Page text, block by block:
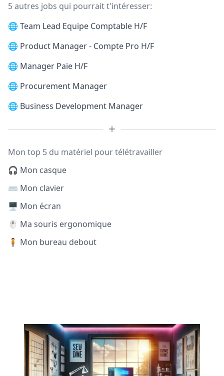
5 autres jobs qui pourrait t'intéresser:
🌐 Team Lead Equipe Comptable H/F
🌐 Product Manager - Compte Pro H/F
🌐 Manager Paie H/F
🌐 Procurement Manager
🌐 Business Development Manager
Mon top 5 du matériel pour télétravailler
🎧 Mon casque
⌨️ Mon clavier
🖥️ Mon écran
🖱️ Ma souris ergonomique
🧍 Mon bureau debout